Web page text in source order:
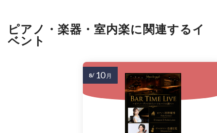
ピアノ・楽器・室内楽に関連するイ
ベント
8/ 10 月